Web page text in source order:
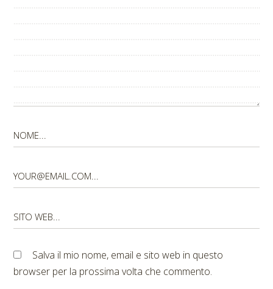
Salva il mio nome, email e sito web in questo
browser per la prossima volta che commento.